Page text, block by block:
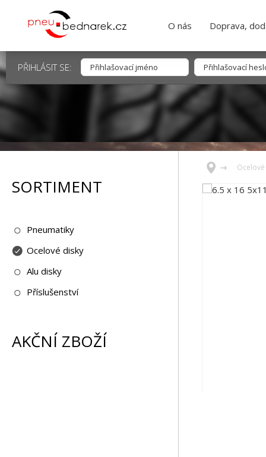
O nás Doprava,
PŘIHLÁSIT SE:
SORTIMENT
Pneumatiky
Ocelové disky
Alu disky
Příslušenství
AKČNÍ ZBOŽÍ